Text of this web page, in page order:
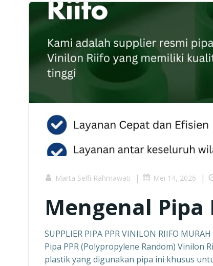
Marta Selfi Rahmawati | Mei 14, 2026 |
Mengenal Pipa
SUPPLIER PIPA PPR VINILON RIIFO
Pipa PPR (Polypropylene Random)
plastik yang digunakan pipa ini khusus